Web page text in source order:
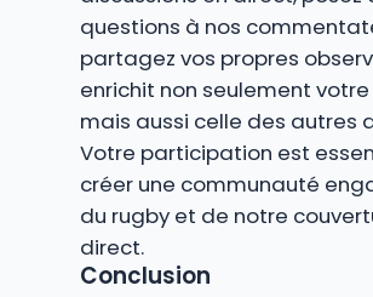
questions à nos
partagez vos propres
enrichit non seulement
mais aussi celle des autres
Votre participation est
créer une communauté
du rugby et de notre
direct.
Conclusion